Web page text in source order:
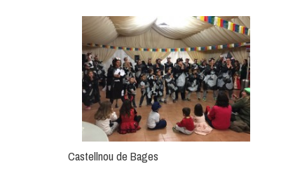
Castellnou de Bages